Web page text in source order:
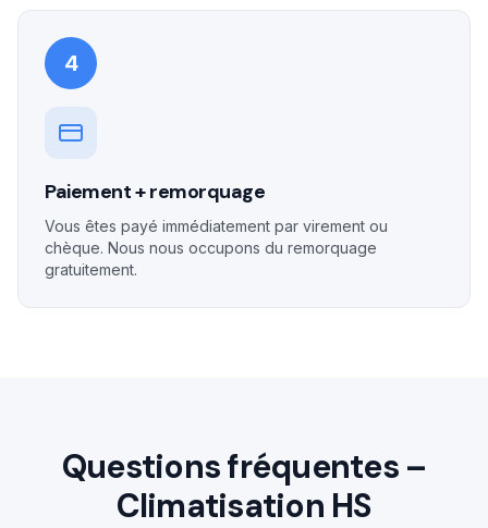
4
Paiement + remorquage
Vous êtes payé immédiatement par virement ou
chèque. Nous nous occupons du remorquage
gratuitement.
Questions fréquentes –
Climatisation HS